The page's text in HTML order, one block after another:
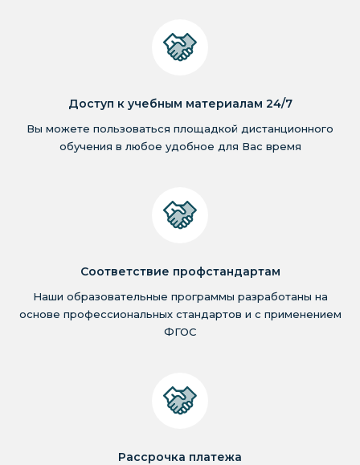
Доступ к учебным материалам 24/7
Вы можете пользоваться площадкой дистанционного
обучения в любое удобное для Вас время
Соответствие профстандартам
Наши образовательные программы разработаны на
основе профессиональных стандартов и с применением
ФГОС
Рассрочка платежа